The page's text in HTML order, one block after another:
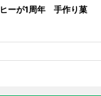
ーが1周年 手作り菓